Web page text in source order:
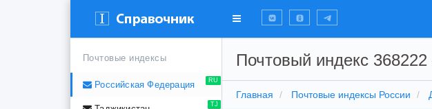
Почтовые индексы
RU
Российская Федерация
TJ
Почтовый индекс
Главная Почтовые индексы России